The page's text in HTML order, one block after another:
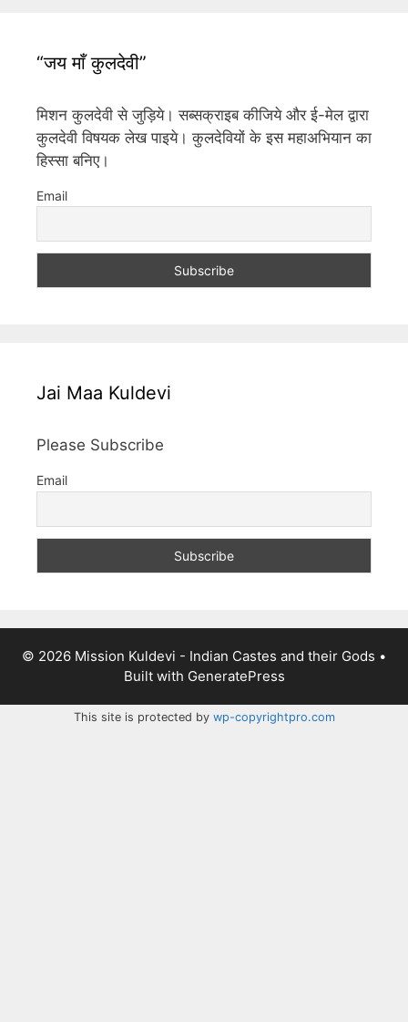
“जय माँ कुलदेवी”
मिशन कुलदेवी से जुड़िये। सब्सक्राइब कीजिये और ई-मेल द्वारा
कुलदेवी विषयक लेख पाइये। कुलदेवियों के इस महाअभियान का
हिस्सा बनिए।
Email
Jai Maa Kuldevi
Please Subscribe
Email
© 2026 Mission Kuldevi - Indian Castes and their Gods •
Built with GeneratePress
This site is protected by wp-copyrightpro.com